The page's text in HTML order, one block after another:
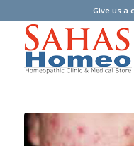
Give us a